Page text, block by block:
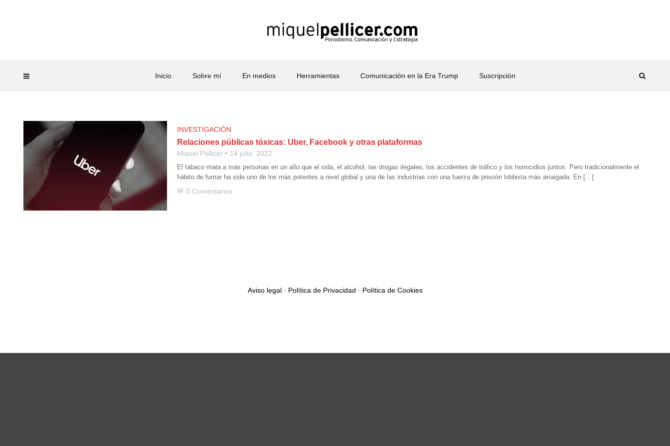
Inicio Sobre mí En medios Herramientas Comunicación en la Era Trump Suscripción
INVESTIGACIÓN
Relaciones públicas tóxicas: Uber, Facebook y otras plataformas
Miquel Pellicer 14 julio, 2022
El tabaco mata a más personas en un año que el sida, el alcohol, las drogas ilegales, los accidentes de tráfico y los homicidios juntos. Pero tradicionalmente el
hábito de fumar ha sido uno de los más potentes a nivel global y una de las industrias con una fuerza de presión lobbista más arraigada. En […]
chat_bubble 0 Comentarios
Aviso legal· Política de Privacidad · Política de Cookies